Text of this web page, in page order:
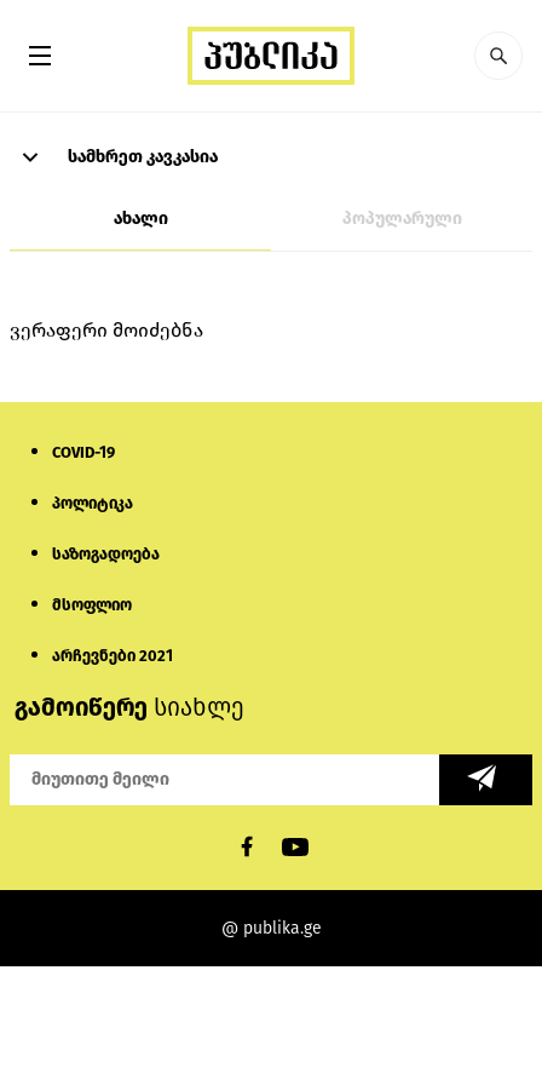
სამხრეთ კავკასია
ახალი პოპულარული
ვერაფერი მოიძებნა
COVID-19
პოლიტიკა
საზოგადოება
მსოფლიო
არჩევნები 2021
გამოიწერე სიახლე
@ publika.ge